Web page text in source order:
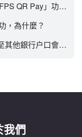
我是否需要先行登入方可使用「FPS QR Pay」功能？
，為什麼？
通過「FPS QR Pay」功能轉帳至其他銀行户口會否收取手續費？
我們